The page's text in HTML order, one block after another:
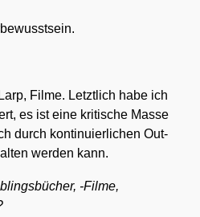
Fil­me. Letzt­lich habe ich
es ist eine kri­ti­sche Mas­se
durch kon­ti­nu­ier­li­chen Out­
wer­den kann.
‑Fil­me,